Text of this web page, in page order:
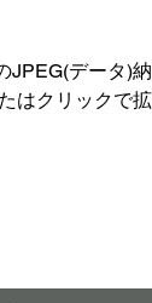
JPEG(データ)
はクリックで